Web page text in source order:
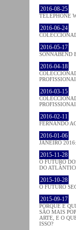
2016-08-25
TELEPHONE
2016-06-24
2016-05-17
SONNABEND
2016-04-18
2016-03-15
2016-02-11
FERNANDO
2016-01-06
JANEIRO
2015-11-28
O FUTURO
DO
2015-10-28
O FUTURO
2015-09-17
PORQUE É
SÃO MAIS
ARTE, E O
ISSO?